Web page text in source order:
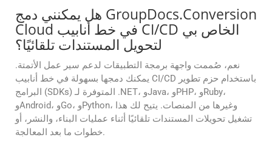
هل يمكنني دمج GroupDocs.Conversion
Cloud في خط أنابيب CI/CD الخاص بي
لتحويل المستندات تلقائيًا؟
نعم، صُممت واجهة برمجة التطبيقات لدعم سير عمل الأتمتة.
يمكنك دمجها بسهولة في خط أنابيب CI/CD باستخدام حزم تطوير
البرامج (SDKs) المتوفرة لـ .NET، وJava، وPHP، وRuby،
وAndroid، وGo، وPython، وغيرها من المنصات. يتيح لك هذا
تشغيل تحويلات المستندات تلقائيًا أثناء عمليات البناء، والنشر، أو
خطوات ما بعد المعالجة.